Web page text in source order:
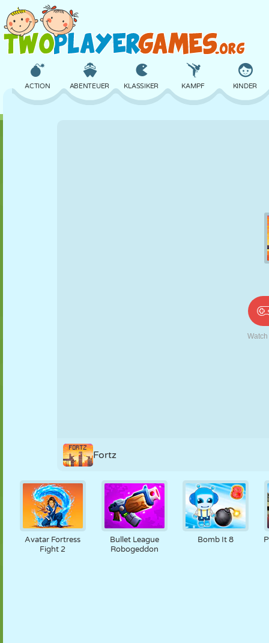
ACTION ABENTEUER KLASSIKER KAMPF KINDER
TIC TAC TOE
Fortz
Avatar Fortress
Fight 2
Bullet League
Robogeddon
Bomb It 8